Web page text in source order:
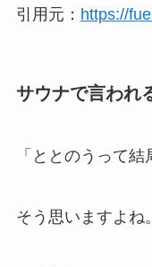
引用元： https://
サウナで言われ
「ととのうって結
そう思いますよね。